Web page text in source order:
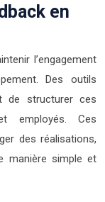
en
l’engagement
Des outils
de structurer ces
employés. Ces
des réalisations,
manière simple et